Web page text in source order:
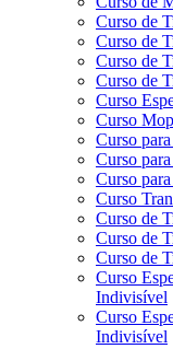
Curso de
Curso de
Curso de
Curso de
Curso
Curso
Curso
Curso
Curso
Curso
Curso de
Curso de
Curso de
Curso
Indivisível
Curso
Indivisível